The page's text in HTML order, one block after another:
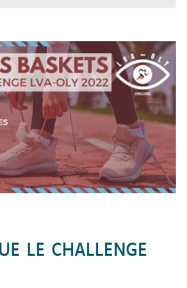
LE CHALLENGE